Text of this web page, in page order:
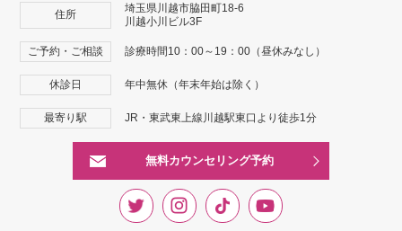
住所
埼玉県川越市脇田町18-6
川越小川ビル3F
ご予約・ご相談 診療時間10：00～19：00（昼休みなし）
休診日 年中無休（年末年始は除く）
最寄り駅 JR・東武東上線川越駅東口より徒歩1分
無料カウンセリング予約